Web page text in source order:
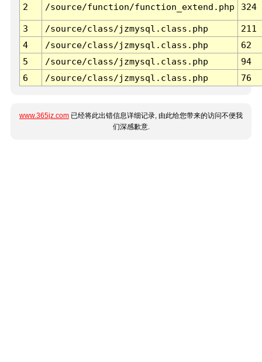
2 /source/function/function_extend.php 324
3 /source/class/jzmysql.class.php
211
4
/source/class/jzmysql.class.php
62
5
/source/class/jzmysql.class.php
94
6
/source/class/jzmysql.class.php 76
www.365jz.com 已经将此出错信息详细记录, 由此给您带来的访问不便我
们深感歉意.